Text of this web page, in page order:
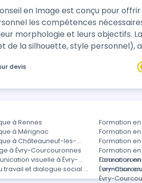
en Image est conçu pour
les compétences
La formation aborde les fondamentaux théoriques (colorimétrie,
de la silhouette, style personnel),
devis
à Rennes Formation
à Mérignac Formation
à Châteauneuf-les-
Formation
à Évry-Courcouronnes
Formation
visuelle à Évry-
Formation
Évry-
travail et dialogue social à
Formation
Évry-